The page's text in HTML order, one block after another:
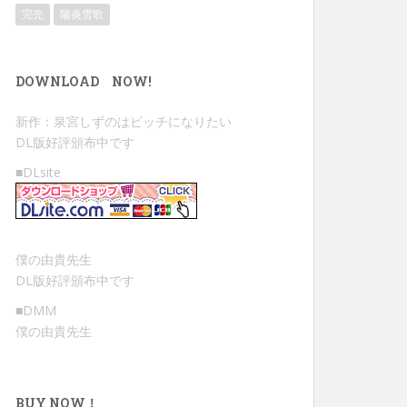
完売 陽炎雪歌
DOWNLOAD NOW!
新作：泉宮しずのはビッチになりたい
DL版好評頒布中です
■DLsite
僕の由貴先生
DL版好評頒布中です
■DMM
僕の由貴先生
BUY NOW！